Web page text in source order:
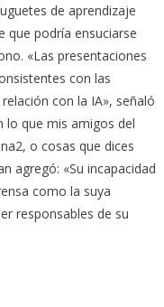
de aprendizaje
que podría ensuciarse
«Las presentaciones
con las
con la IA», señaló
lo que mis amigos del
o cosas que dices
agregó: «Su incapacidad
como la suya
responsables de su